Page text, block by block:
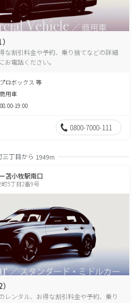
な割引料金や予約、乗り捨てなどの詳細
電話ください。
プロボックス 等
商用車
08:00-19:00
0800-7000-111
丁目から 1949m
苫小牧駅南口
5丁目2番9号
レンタル、お得な割引料金や予約、乗り